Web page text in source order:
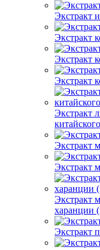
Экстракт
Экстракт
Экстракт
Экстракт
Экстракт
китайского
Экстракт
Экстракт
Экстракт
харанции
Экстракт